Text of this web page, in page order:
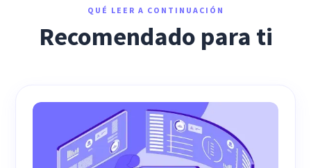
QUÉ LEER A CONTINUACIÓN
Recomendado para ti